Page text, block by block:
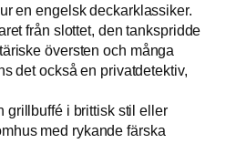
en engelsk deckarklassiker.
från slottet, den tankspridde
översten och många
det också en privatdetektiv,
grillbuffé i brittisk stil eller
med rykande färska